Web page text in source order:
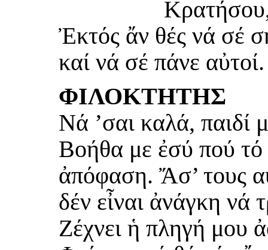
Ἐκτός ἄν θές νά σέ
καί νά σέ πάνε
ΦΙΛΟΚΤΗΤΗΣ
Νά ’σαι καλά, παιδί
Βοήθα με ἐσύ πού τό
ἀπόφαση. Ἄσ’ τους
δέν εἶναι ἀνάγκη
Ζέχνει ἡ πληγή μου